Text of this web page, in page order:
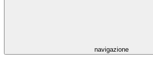
navigazione